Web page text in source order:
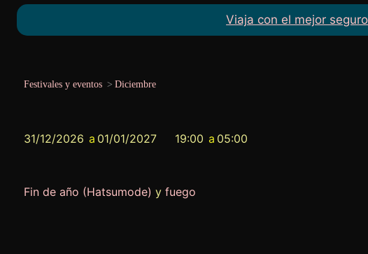
Viaja con el mejor seguro
Festivales y eventos > Diciembre
31/12/2026 a 01/01/2027 19:00 a 05:00
Fin de año (Hatsumode) y fuego